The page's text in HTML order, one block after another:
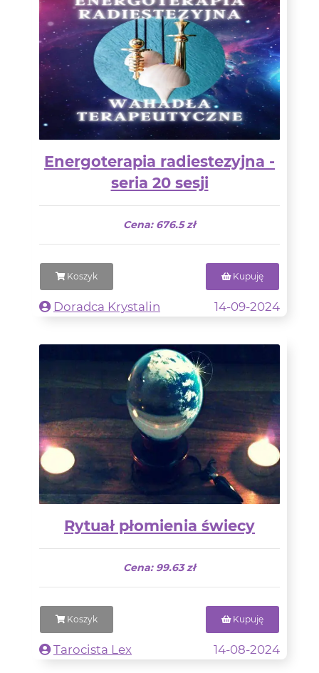
Energoterapia radiestezyjna -
seria 20 sesji
Cena: 676.5 zł
Koszyk Kupuję
Doradca Krystalin 14-09-2024
Rytuał płomienia świecy
Cena: 99.63 zł
Koszyk Kupuję
Tarocista Lex 14-08-2024